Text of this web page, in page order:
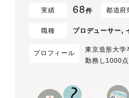
実績 68件 都道府
職種 プロデューサー,
プロフィール
東京造形大学
勤務し1000点
賞2回受賞。
て、漫画、